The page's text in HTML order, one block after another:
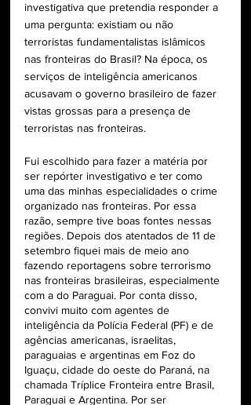
investigativa que pretendia responder a
uma pergunta: existiam ou não
terroristas fundamentalistas islâmicos
nas fronteiras do Brasil? Na época, os
serviços de inteligência americanos
acusavam o governo brasileiro de fazer
vistas grossas para a presença de
terroristas nas fronteiras.
Fui escolhido para fazer a matéria por
ser repórter investigativo e ter como
uma das minhas especialidades o crime
organizado nas fronteiras. Por essa
razão, sempre tive boas fontes nessas
regiões. Depois dos atentados de 11 de
setembro fiquei mais de meio ano
fazendo reportagens sobre terrorismo
nas fronteiras brasileiras, especialmente
com a do Paraguai. Por conta disso,
convivi muito com agentes de
inteligência da Polícia Federal (PF) e de
agências americanas, israelitas,
paraguaias e argentinas em Foz do
Iguaçu, cidade do oeste do Paraná, na
chamada Tríplice Fronteira entre Brasil,
Paraguai e Argentina. Por ser